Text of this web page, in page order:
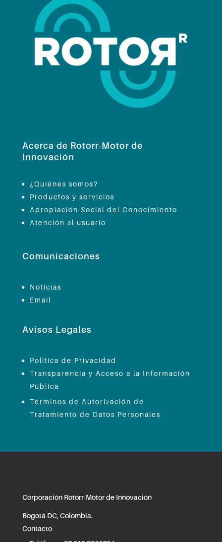
Acerca de Rotorr-Motor de
Innovación
¿Quiénes somos?
Productos y servicios
Apropiación Social del Conocimiento
Atención al usuario
Comunicaciones
Noticias
Email
Avisos Legales
Política de Privacidad
Transparencia y Acceso a la Información
Pública
Términos de Autorización de
Tratamiento de Datos Personales
Corporación Rotorr-Motor de Innovación
Bogotá DC, Colombia.
Contacto